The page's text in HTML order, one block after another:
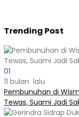
Trending Post
01
11 bulan lalu
Pembunuhan di
Tewas, Suami Jadi